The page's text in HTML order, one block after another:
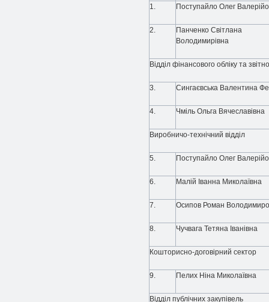
1. Поступайло Олег
2.
Панченко Світлана
Володимирівна
Відділ фінансового обліку та
3. Сингаєвська Валентина
4. Чміль Ольга Вячеславівна
Виробничо-технічний відділ
5. Поступайло Олег
6. Малій Іванна Миколаївна
7. Осипов Роман
8. Чучвага Тетяна Іванівна
Кошторисно-договірний сектор
9. Пелих Ніна Миколаївна
Відділ публічних закупівель